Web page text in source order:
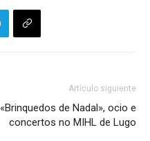
Artículo siguiente
«Brinquedos de Nadal», ocio e
concertos no MIHL de Lugo